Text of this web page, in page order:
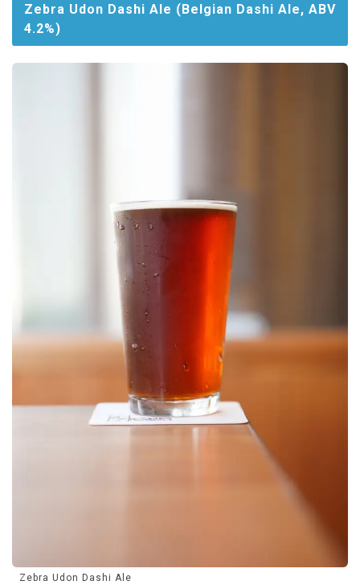
Zebra Udon Dashi Ale (Belgian Dashi Ale, ABV
4.2%)
Zebra Udon Dashi Ale